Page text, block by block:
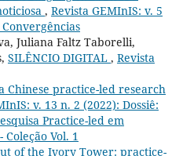
, Revista GEMInIS: v. 5
Juliana Faltz Taborelli,
SILÊNCIO DIGITAL , Revista
Chinese practice-led research
v. 13 n. 2 (2022): Dossiê:
Practice-led em
Vol. 1
of the Ivory Tower: practice-